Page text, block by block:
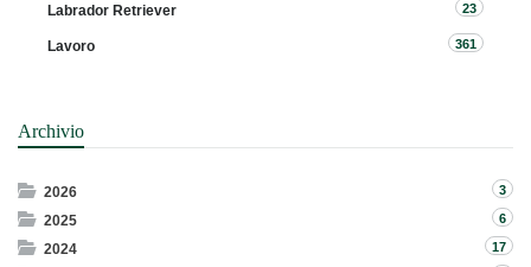
Labrador Retriever 23
Lavoro 361
Archivio
2026 3
2025 6
2024 17